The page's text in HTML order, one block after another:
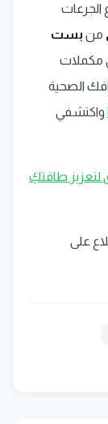
الجرعات
من بست
مكملات
الصحية
واكتشفي
بشكل طبيعي: 8 طرق لتعزيز طاقتكِ
على